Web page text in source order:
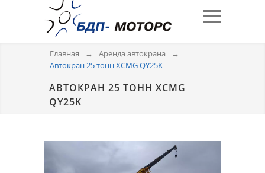
Главная → Аренда автокрана
→
Автокран 25 тонн XCMG QY25K
АВТОКРАН 25 ТОНН XCMG
QY25K